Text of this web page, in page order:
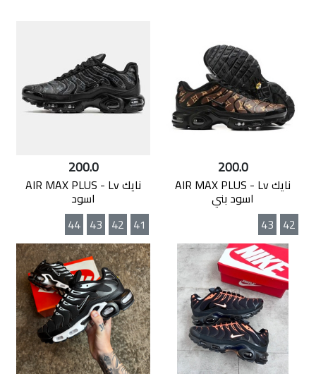
200.0
نايك AIR MAX PLUS - Lv
اسود بني
42
43
200.0
نايك AIR MAX PLUS - Lv
اسود
41
42
43
44